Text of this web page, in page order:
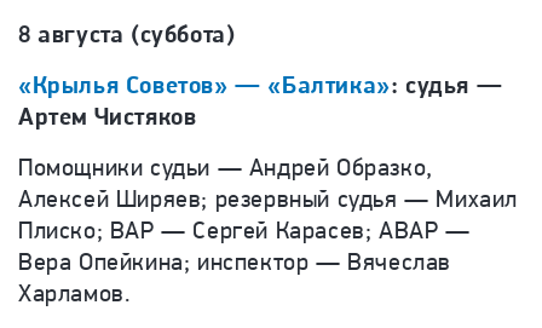
8 августа (суббота)
«Крылья Советов» — «Балтика»: судья —
Артем Чистяков
Помощники судьи — Андрей Образко,
Алексей Ширяев; резервный судья — Михаил
Плиско; ВАР — Сергей Карасев; АВАР —
Вера Опейкина; инспектор — Вячеслав
Харламов.